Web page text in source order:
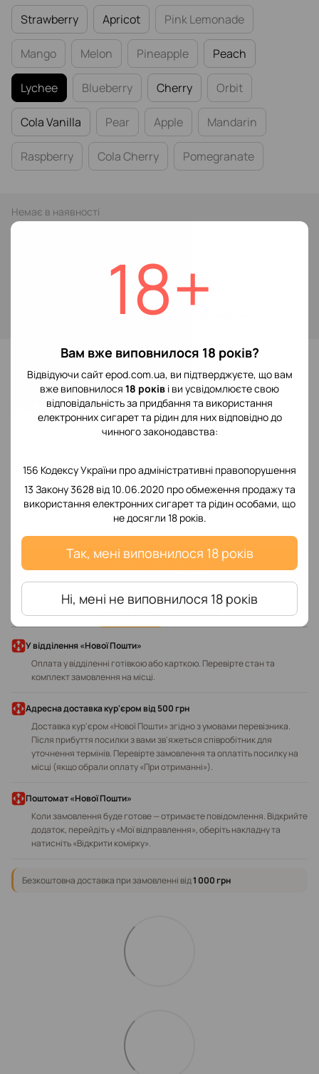
18+
Вам вже виповнилося 18 років?
Відвідуючи сайт epod.com.ua, ви підтверджуєте, що вам
вже виповнилося 18 років і ви усвідомлюєте свою
відповідальність за придбання та використання
електронних сигарет та рідин для них відповідно до
чинного законодавства:
156 Кодексу України про адміністративні правопорушення
13 Закону 3628 від 10.06.2020 про обмеження продажу та
використання електронних сигарет та рідин особами, що
не досягли 18 років.
Так, мені виповнилося 18 років
Ні, мені не виповнилося 18 років
Strawberry Apricot Pink Lemonade
Mango Melon Pineapple Peach
Lychee Blueberry Cherry Orbit
Cola Vanilla Pear Apple Mandarin
Raspberry Cola Cherry Pomegranate
Немає в наявності
Повідомити, коли з'явиться
для відображення накопичувальної знижки
До обраного
Відгуки
Додайте перший відгук
Написати відгук
Доставка Оплата
У відділення «Нової Пошти»
Оплата у відділенні готівкою або карткою. Перевірте стан та
комплект замовлення на місці.
Адресна доставка кур'єром від 500 грн
Доставка кур'єром «Нової Пошти» згідно з умовами перевізника.
Після прибуття посилки з вами зв'яжеться співробітник для
уточнення термінів. Перевірте замовлення та оплатіть посилку на
місці (якщо обрали оплату «При отриманні»).
Поштомат «Нової Пошти»
Коли замовлення буде готове — отримаєте повідомлення. Відкрийте
додаток, перейдіть у «Мої відправлення», оберіть накладну та
натисніть «Відкрити комірку».
Безкоштовна доставка при замовленні від1 000 грн